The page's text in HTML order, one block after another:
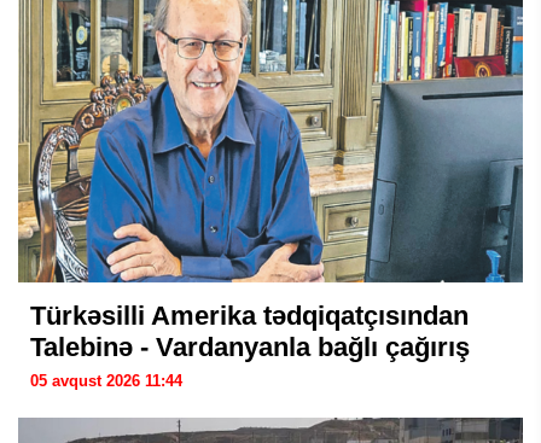
Türkəsilli Amerika tədqiqatçısından
Talebinə - Vardanyanla bağlı çağırış
05 avqust 2026 11:44